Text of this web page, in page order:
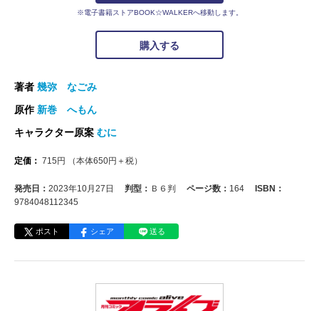
※電子書籍ストアBOOK☆WALKERへ移動します。
購入する
著者 幾弥 なごみ
原作 新巻 へもん
キャラクター原案 むに
定価： 715 円 （本体650円＋税）
発売日： 2023年10月27日 判型： Ｂ６判 ページ数： 164
ISBN：
9784048112345
ポスト シェア 送る